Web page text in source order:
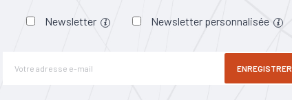
Newsletter Newsletter personnalisée
ENREGISTRER